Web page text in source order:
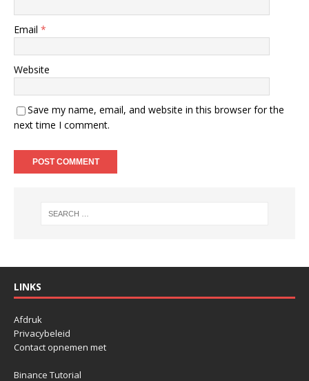
Email *
Website
Save my name, email, and website in this browser for the
next time I comment.
LINKS
Afdruk
Privacybeleid
Contact opnemen met
Binance Tutorial